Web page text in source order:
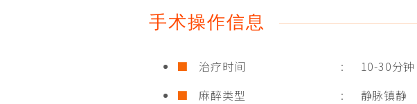
手术操作信息
治疗时间
: 10-30分钟
麻醉类型
: 静脉镇静